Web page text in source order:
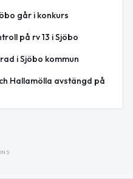
går i konkurs
på rv 13 i Sjöbo
i Sjöbo kommun
Hallamölla avstängd på